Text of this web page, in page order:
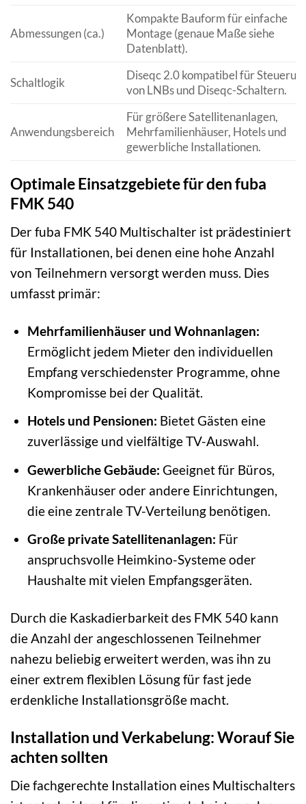
Abmessungen (ca.)
Kompakte Bauform für einfache
Montage (genaue Maße siehe
Datenblatt).
Schaltlogik
Diseqc 2.0 kompatibel für
von LNBs und Diseqc-Schaltern.
Anwendungsbereich
Für größere Satellitenanlagen,
Mehrfamilienhäuser, Hotels und
gewerbliche Installationen.
Optimale Einsatzgebiete für den fuba
FMK 540
Der fuba FMK 540 Multischalter ist prädestiniert
für Installationen, bei denen eine hohe Anzahl
von Teilnehmern versorgt werden muss. Dies
umfasst primär:
Mehrfamilienhäuser und Wohnanlagen:
Ermöglicht jedem Mieter den individuellen
Empfang verschiedenster Programme, ohne
Kompromisse bei der Qualität.
Hotels und Pensionen: Bietet Gästen eine
zuverlässige und vielfältige TV-Auswahl.
Gewerbliche Gebäude: Geeignet für Büros,
Krankenhäuser oder andere Einrichtungen,
die eine zentrale TV-Verteilung benötigen.
Große private Satellitenanlagen: Für
anspruchsvolle Heimkino-Systeme oder
Haushalte mit vielen Empfangsgeräten.
Durch die Kaskadierbarkeit des FMK 540 kann
die Anzahl der angeschlossenen Teilnehmer
nahezu beliebig erweitert werden, was ihn zu
einer extrem flexiblen Lösung für fast jede
erdenkliche Installationsgröße macht.
Installation und Verkabelung: Worauf Sie
achten sollten
Die fachgerechte Installation eines Multischalters